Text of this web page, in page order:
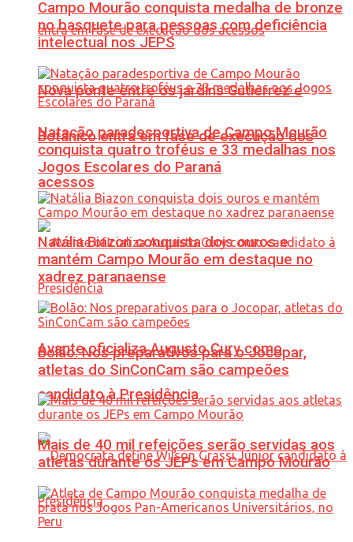
Nova ponte entre os jardins Gutierrez e
Botânico entra em fase de execução dos
acessos
Avante oficializa Augusto Cury como
candidato à Presidência
Campo Mourão conquista medalha de bronze
no basquete para pessoas com deficiência
intelectual nos JEPS
Natação paradesportiva de Campo Mourão
conquista quatro troféus e 33 medalhas nos
Jogos Escolares do Paraná
Natália Biazon conquista dois ouros e
mantém Campo Mourão em destaque no
xadrez paranaense
Bolão: Nos preparativos para o Jocopar,
atletas do SinConCam são campeões
Mais de 40 mil refeições serão servidas aos
atletas durante os JEPs em Campo Mourão